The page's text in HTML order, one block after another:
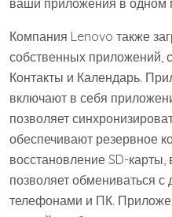
Компания Lenovo также
собственных приложений,
Контакты и Календарь.
включают в себя
позволяет
обеспечивают резервное
восстановление SD-карты,
позволяет обмениваться с
телефонами и ПК.